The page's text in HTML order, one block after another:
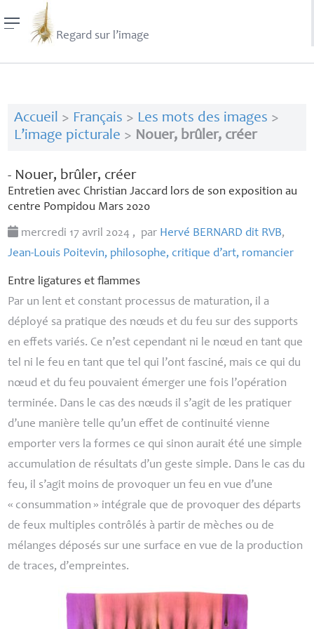
Regard sur l’image
Accueil > Français > Les mots des images >
L’image picturale > Nouer, brûler, créer
- Nouer, brûler, créer
Entretien avec Christian Jaccard lors de son exposition au
centre Pompidou Mars 2020
mercredi 17 avril 2024 , par Hervé BERNARD dit RVB,
Jean-Louis Poitevin, philosophe, critique d’art, romancier
Entre ligatures et flammes
Par un lent et constant processus de maturation, il a
déployé sa pratique des nœuds et du feu sur des supports
en effets variés. Ce n’est cependant ni le nœud en tant que
tel ni le feu en tant que tel qui l’ont fasciné, mais ce qui du
nœud et du feu pouvaient émerger une fois l’opération
terminée. Dans le cas des nœuds il s’agit de les pratiquer
d’une manière telle qu’un effet de continuité vienne
emporter vers la formes ce qui sinon aurait été une simple
accumulation de résultats d’un geste simple. Dans le cas du
feu, il s’agit moins de provoquer un feu en vue d’une
« consummation » intégrale que de provoquer des départs
de feux multiples contrôlés à partir de mèches ou de
mélanges déposés sur une surface en vue de la production
de traces, d’empreintes.